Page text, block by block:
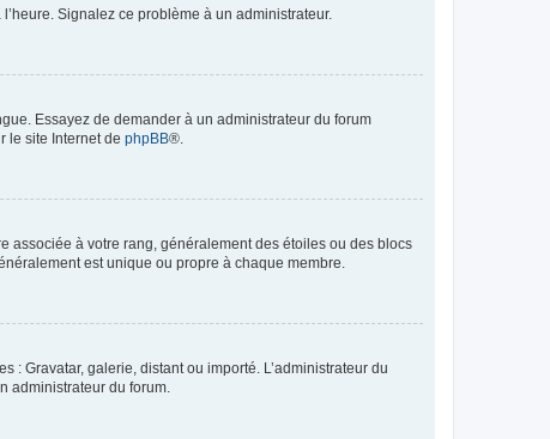
Signalez ce problème à un administrateur.
Essayez de demander à un administrateur du forum
le site Internet de phpBB®.
associée à votre rang, généralement des étoiles ou des blocs
est unique ou propre à chaque membre.
: Gravatar, galerie, distant ou importé. L’administrateur du
administrateur du forum.